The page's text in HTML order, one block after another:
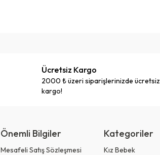
Ücretsiz Kargo
2000 ₺ üzeri siparişlerinizde ücretsiz
kargo!
Önemli Bilgiler
Mesafeli Satış Sözleşmesi
Kategoriler
Kız Bebek